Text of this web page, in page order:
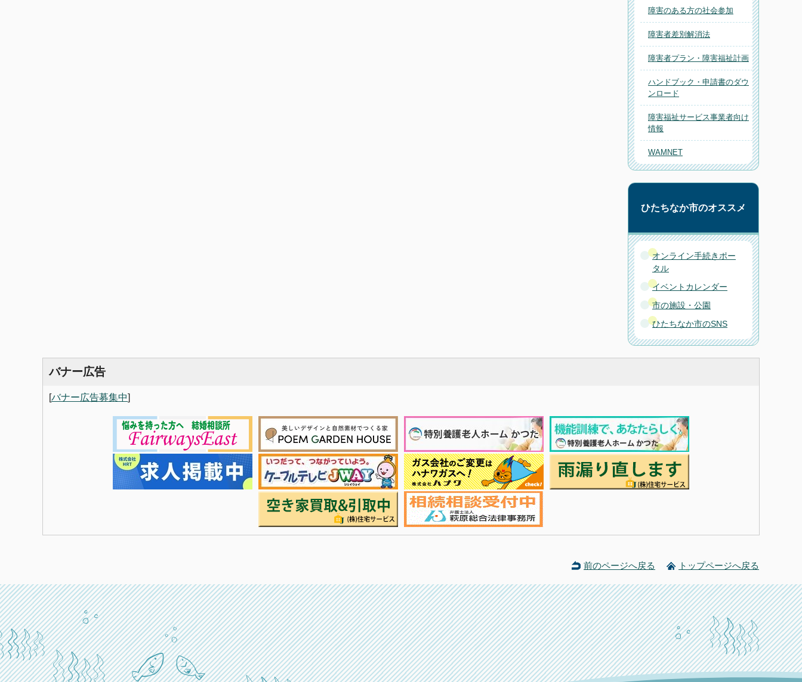
障害のある方の社会参加
障害者差別解消法
障害者プラン・障害福祉計画
ハンドブック・申請書のダウ
ンロード
障害福祉サービス事業者向け
情報
WAMNET
ひたちなか市のオススメ
オンライン手続きポー
タル
イベントカレンダー
市の施設・公園
ひたちなか市のSNS
バナー広告
[バナー広告募集中]
前のページへ戻る トップページへ戻る